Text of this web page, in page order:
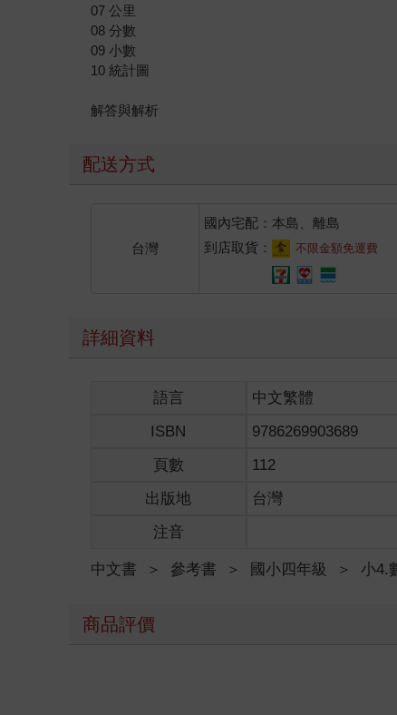
07 公里
08 分數
09 小數
10 統計圖
解答與解析
配送方式
台灣
國內宅配：本島、離島
到店取貨：
不限金額免運費
詳細資料
語言 中文繁體
ISBN
9786269903689
頁數
112
出版地
台灣
注音
中文書 ＞ 參考書 ＞ 國小四年級 ＞ 小4.
商品評價